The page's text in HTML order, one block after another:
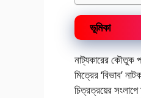
ভূমিকা
নাট্যকারের কৌতুক
মিত্রের ‘বিভাব’
চিত্রত্রয়ের